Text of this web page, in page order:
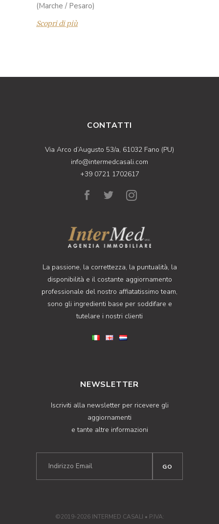
(Marche / Pesaro)
Scopri di più
CONTATTI
Via Arco d’Augusto 53/a, 61032 Fano (PU)
info@intermedcasali.com
+39 0721 1702617
La passione, la correttezza, la puntualità, la
disponibilità e il costante aggiornamento
professionale del nostro affiatatissimo team,
sono gli ingredienti base per soddifare e
tutelare i nostri clienti
NEWSLETTER
Iscriviti alla newsletter per ricevere gli
aggiornamenti
e tante altre informazioni
©2019-2026 INTERMED CASALI • P.IVA: